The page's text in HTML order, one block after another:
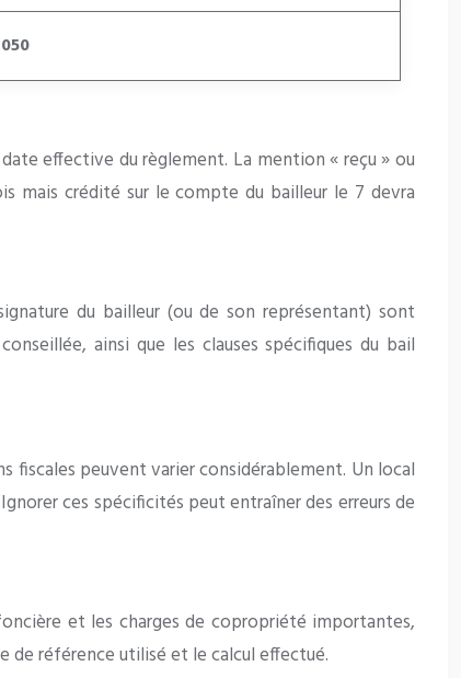
effective du règlement. La mention « reçu » ou
mais crédité sur le compte du bailleur le 7 devra
du bailleur (ou de son représentant) sont
ainsi que les clauses spécifiques du bail
fiscales peuvent varier considérablement. Un local
ces spécificités peut entraîner des erreurs de
et les charges de copropriété importantes,
de référence utilisé et le calcul effectué.